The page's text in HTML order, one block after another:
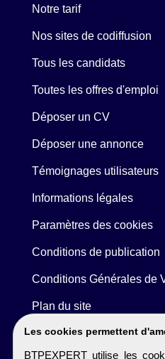
Les cookies permettent
BTPEXPERT utilise les
Notre tarif
Nos sites de codiffusion
Tous les candidats
Toutes les offres d'emploi
Déposer un CV
Déposer une annonce
Témoignages utilisateurs
Informations légales
Paramètres des cookies
Conditions de publication
Conditions Générales de
Plan du site